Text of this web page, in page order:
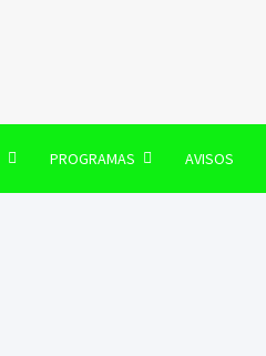
PROGRAMAS AVISOS